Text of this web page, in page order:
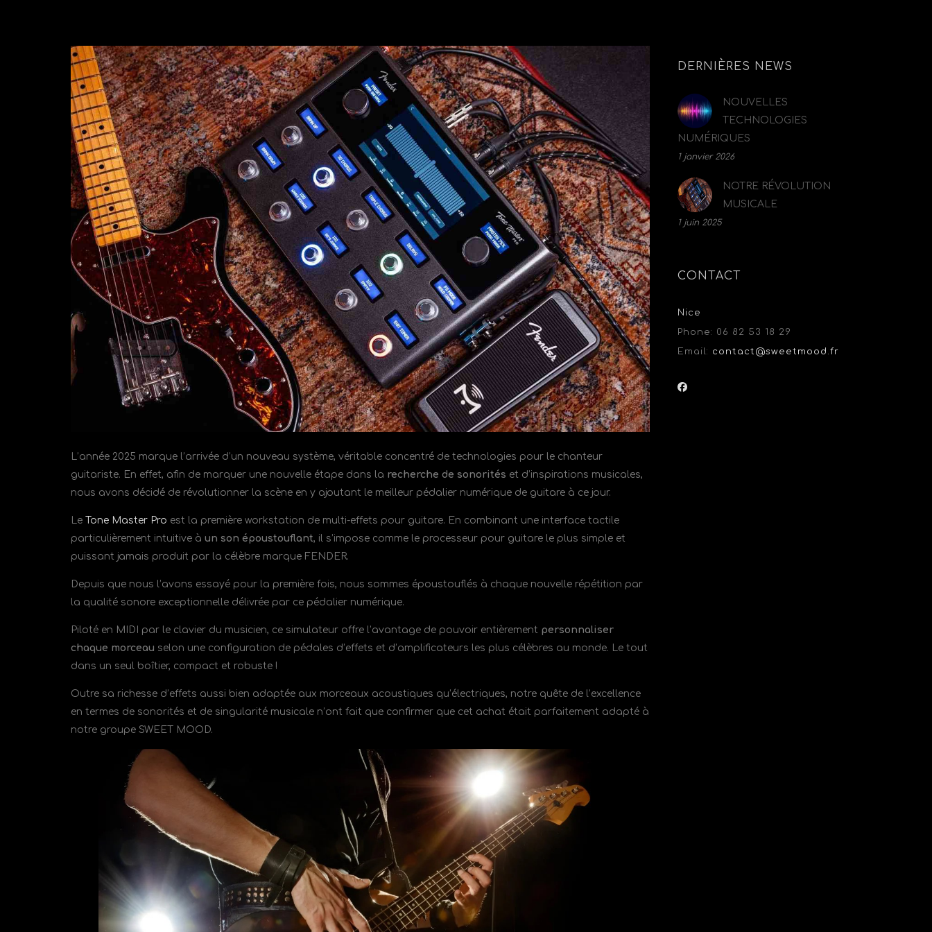
L’année 2025 marque l’arrivée d’un nouveau système, véritable concentré de technologies pour le chanteur
guitariste. En effet, afin de marquer une nouvelle étape dans la recherche de sonorités et d’inspirations musicales,
nous avons décidé de révolutionner la scène en y ajoutant le meilleur pédalier numérique de guitare à ce jour.
Le Tone Master Pro est la première workstation de multi-effets pour guitare. En combinant une interface tactile
particulièrement intuitive à un son époustouflant, il s’impose comme le processeur pour guitare le plus simple et
puissant jamais produit par la célèbre marque FENDER.
Depuis que nous l’avons essayé pour la première fois, nous sommes époustouflés à chaque nouvelle répétition par
la qualité sonore exceptionnelle délivrée par ce pédalier numérique.
Piloté en MIDI par le clavier du musicien, ce simulateur offre l’avantage de pouvoir entièrement personnaliser
chaque morceau selon une configuration de pédales d’effets et d’amplificateurs les plus célèbres au monde. Le tout
dans un seul boîtier, compact et robuste !
Outre sa richesse d’effets aussi bien adaptée aux morceaux acoustiques qu’électriques, notre quête de l’excellence
en termes de sonorités et de singularité musicale n’ont fait que confirmer que cet achat était parfaitement adapté à
notre groupe SWEET MOOD.
DERNIÈRES NEWS
NOUVELLES
TECHNOLOGIES
NUMÉRIQUES
1 janvier 2026
NOTRE RÉVOLUTION
MUSICALE
1 juin 2025
CONTACT
Nice
Phone: 06 82 53 18 29
Email: contact@sweetmood.fr